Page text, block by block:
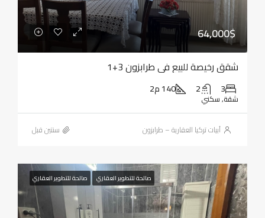
64,000$
شقق رخيصة للبيع في طرابزون 3+1
3
2 140 م2
شقة, سكني
أبيات تركيا العقارية – طرابزون ‏سنتين قبل
صالحة للتطوير العقاري صالحة للتطوير العقاري